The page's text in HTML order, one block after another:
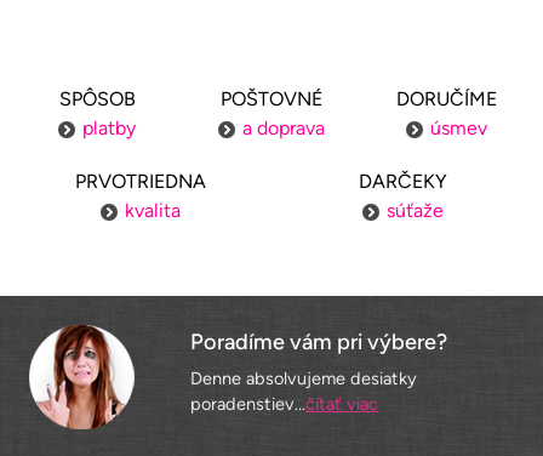
SPÔSOB
platby
POŠTOVNÉ
a doprava
DORUČÍME
úsmev
PRVOTRIEDNA
kvalita
DARČEKY
súťaže
Poradíme vám pri výbere?
Denne absolvujeme desiatky
poradenstiev...čítať viac